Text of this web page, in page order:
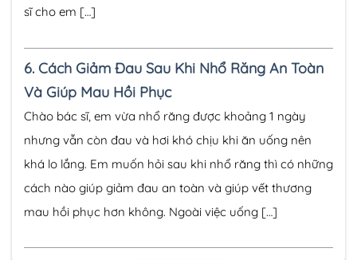
sĩ cho em […]
6. Cách Giảm Đau Sau Khi Nhổ Răng An Toàn
Và Giúp Mau Hồi Phục
Chào bác sĩ, em vừa nhổ răng được khoảng 1 ngày
nhưng vẫn còn đau và hơi khó chịu khi ăn uống nên
khá lo lắng. Em muốn hỏi sau khi nhổ răng thì có những
cách nào giúp giảm đau an toàn và giúp vết thương
mau hồi phục hơn không. Ngoài việc uống […]